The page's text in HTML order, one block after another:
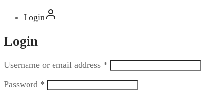
Login
Login
Username or email address *
Password *